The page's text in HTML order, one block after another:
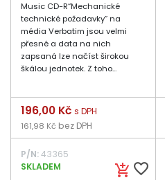
Music CD-R“Mechanické
technické požadavky” na
média Verbatim jsou velmi
přesné a data na nich
zapsaná lze načíst širokou
škálou jednotek. Z toho...
add_shopping_cart favorite_border
Cena
196,00 Kč s DPH
161,98 Kč bez DPH
P/N:43365
SKLADEM